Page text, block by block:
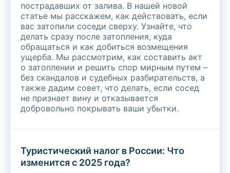
пострадавших от залива. В нашей новой
статье мы расскажем, как действовать, если
вас затопили соседи сверху. Узнайте, что
делать сразу после затопления, куда
обращаться и как добиться возмещения
ущерба. Мы рассмотрим, как составить акт
о затоплении и решить спор мирным путем –
без скандалов и судебных разбирательств, а
также дадим совет, что делать, если сосед
не признает вину и отказывается
добровольно покрывать ваши убытки.
Туристический налог в России: Что
изменится с 2025 года?